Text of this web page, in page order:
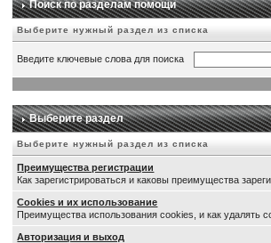
Поиск по разделам помощи
Выберите нужный раздел из списка
Введите ключевые слова для поиска
Выберите раздел
Выберите нужный раздел из списка
Преимущества регистрации
Как зарегистрироваться и каковы преимущества
Cookies и их использование
Преимущества использования cookies, и как удалять
Авторизация и выход